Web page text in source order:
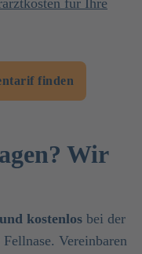
für Ihre
finden
Wir
kostenlos bei der
Vereinbaren